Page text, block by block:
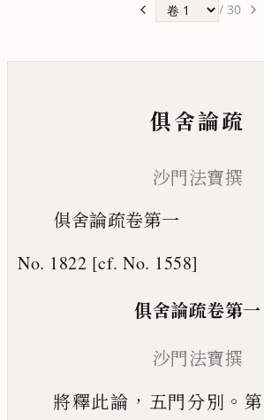
/ 30
俱舍論疏
沙門法寶撰
俱舍論疏卷第一
No. 1822 [cf. No. 1558]
俱舍論疏卷第一
沙門法寶撰
將釋此論 ， 五門分別 。